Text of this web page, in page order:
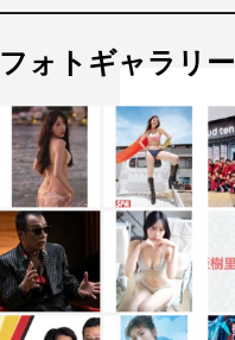
フォトギャラリー